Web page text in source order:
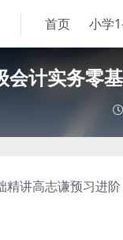
首页 小学
会计实务零
高志谦预习进阶